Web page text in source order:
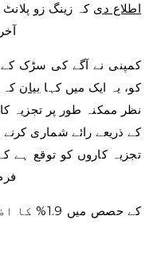
اطلاع دی کہ زینگ زو پلانٹ
آخر تک 90
کمپنی نے آگے کی سڑک کے
کو، یہ ایک میں کہا بیان
نظر ممکنہ طور پر تجزیہ
تجزیہ کاروں کو توقع ہے
فرم